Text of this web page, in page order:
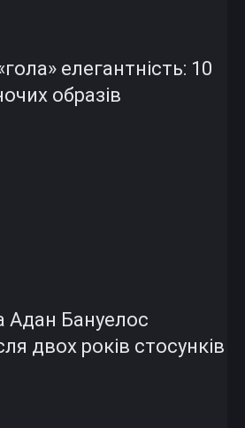
елегантність: 10
образів
Адан Бануелос
двох років стосунків